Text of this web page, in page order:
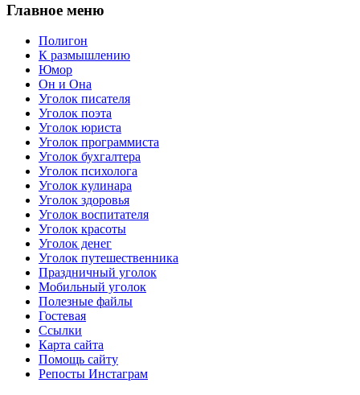
Главное меню
Полигон
К размышлению
Юмор
Он и Она
Уголок писателя
Уголок поэта
Уголок юриста
Уголок программиста
Уголок бухгалтера
Уголок психолога
Уголок кулинара
Уголок здоровья
Уголок воспитателя
Уголок красоты
Уголок денег
Уголок путешественника
Праздничный уголок
Мобильный уголок
Полезные файлы
Гостевая
Ссылки
Карта сайта
Помощь сайту
Репосты Инстаграм